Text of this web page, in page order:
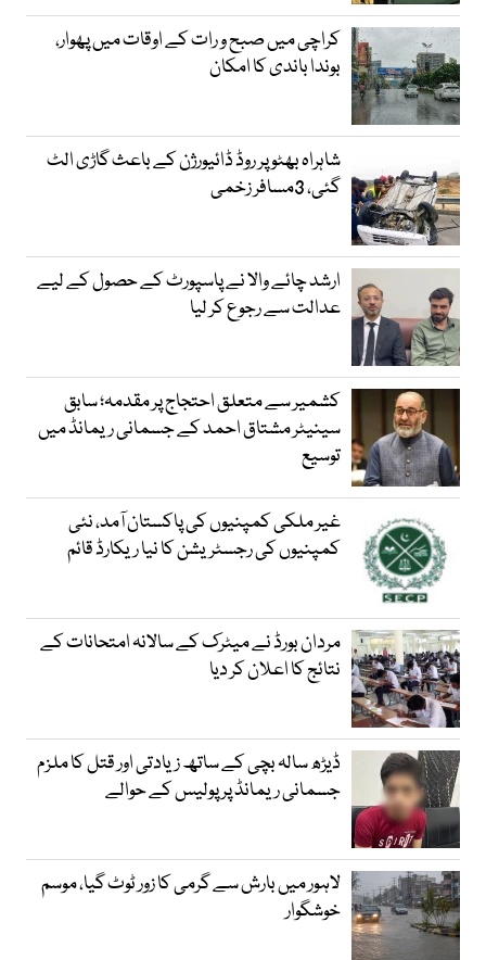
کراچی میں صبح و رات کے اوقات میں پھوار،
بوندا باندی کا امکان
شاہراہ بھٹو پر روڈ ڈائیورژن کے باعث گاڑی الٹ
گئی، 3مسافر زخمی
ارشد چائے والا نے پاسپورٹ کے حصول کے لیے
عدالت سے رجوع کر لیا
کشمیر سے متعلق احتجاج پر مقدمہ؛ سابق
سینیٹر مشتاق احمد کے جسمانی ریمانڈ میں
توسیع
غیر ملکی کمپنیوں کی پاکستان آمد، نئی
کمپنیوں کی رجسٹریشن کا نیا ریکارڈ قائم
مردان بورڈ نے میٹرک کے سالانہ امتحانات کے
نتائج کا اعلان کر دیا
ڈیڑھ سالہ بچی کے ساتھ زیادتی اور قتل کا ملزم
جسمانی ریمانڈ پر پولیس کے حوالے
لاہور میں بارش سے گرمی کا زور ٹوٹ گیا، موسم
خوشگوار